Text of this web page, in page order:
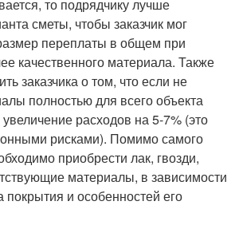
то подрядчику лучше
сметы, чтобы заказчик мог
переплаты в общем при
качественного материала. Также
заказчика о том, что если не
полностью для всего объекта
расходов на 5-7% (это
рисками). Помимо самого
приобрести лак, гвозди,
материалы, в зависимости
покрытия и особенностей его